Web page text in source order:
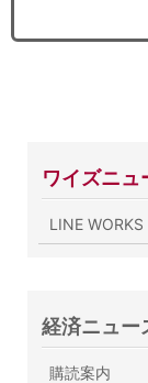
ワイズニュ
LINE WORKS
経済ニュー
購読案内